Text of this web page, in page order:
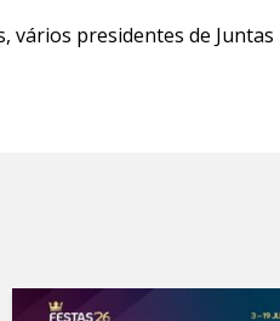
vários presidentes de Juntas